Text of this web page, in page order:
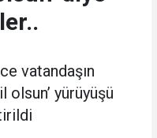
vatandaşın
olsun’ yürüyüşü